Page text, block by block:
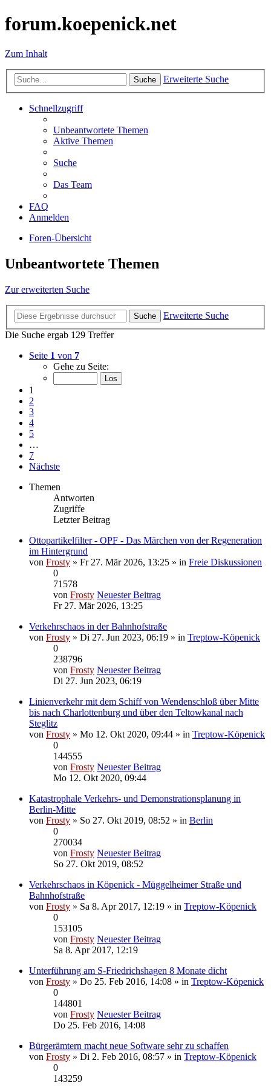
forum.koepenick.net
Zum Inhalt
Suche Erweiterte Suche
Schnellzugriff
Unbeantwortete Themen
Aktive Themen
Suche
Das Team
FAQ
Anmelden
Foren-Übersicht
Unbeantwortete Themen
Zur erweiterten Suche
Suche
Erweiterte Suche
Die Suche ergab 129 Treffer
Seite 1 von 7
Gehe zu Seite:
1
2
3
4
5
…
7
Nächste
Themen
Antworten
Zugriffe
Letzter Beitrag
Ottopartikelfilter - OPF - Das Märchen von der Regeneration
im Hintergrund
von Frosty » Fr 27. Mär 2026, 13:25 » in Freie Diskussionen
0
71578
von Frosty Neuester Beitrag
Fr 27. Mär 2026, 13:25
Verkehrschaos in der Bahnhofstraße
von Frosty » Di 27. Jun 2023, 06:19 » in Treptow-Köpenick
0
238796
von Frosty Neuester Beitrag
Di 27. Jun 2023, 06:19
Linienverkehr mit dem Schiff von Wendenschloß über Mitte
bis nach Charlottenburg und über den Teltowkanal nach
Steglitz
von Frosty » Mo 12. Okt 2020, 09:44 » in Treptow-Köpenick
0
144555
von Frosty Neuester Beitrag
Mo 12. Okt 2020, 09:44
Katastrophale Verkehrs- und Demonstrationsplanung in
Berlin-Mitte
von Frosty » So 27. Okt 2019, 08:52 » in Berlin
0
270034
von Frosty Neuester Beitrag
So 27. Okt 2019, 08:52
Verkehrschaos in Köpenick - Müggelheimer Straße und
Bahnhofstraße
von Frosty » Sa 8. Apr 2017, 12:19 » in Treptow-Köpenick
0
153105
von Frosty Neuester Beitrag
Sa 8. Apr 2017, 12:19
Unterführung am S-Friedrichshagen 8 Monate dicht
von Frosty » Do 25. Feb 2016, 14:08 » in Treptow-Köpenick
0
144801
von Frosty Neuester Beitrag
Do 25. Feb 2016, 14:08
Bürgerämtern macht neue Software sehr zu schaffen
von Frosty » Di 2. Feb 2016, 08:57 » in Treptow-Köpenick
0
143259